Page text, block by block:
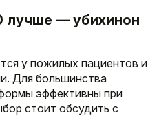
лучше — убихинон
у пожилых пациентов и
Для большинства
эффективны при
стоит обсудить с